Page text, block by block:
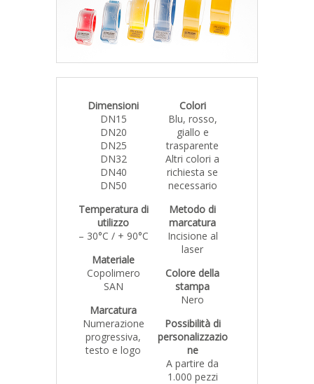
Dimensioni
DN15
DN20
DN25
DN32
DN40
DN50
Temperatura di
utilizzo
– 30°C / + 90°C
Materiale
Copolimero
SAN
Marcatura
Numerazione
progressiva,
testo e logo
Colori
Blu, rosso,
giallo e
trasparente
Altri colori a
richiesta se
necessario
Metodo di
marcatura
Incisione al
laser
Colore della
stampa
Nero
Possibilità di
personalizzazio
ne
A partire da
1.000 pezzi